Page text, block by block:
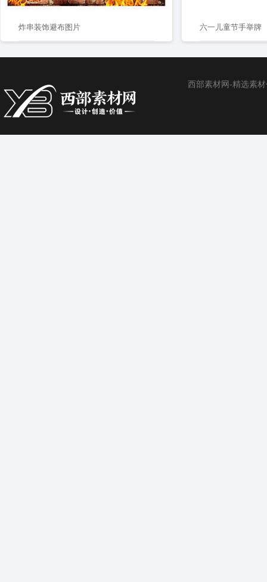
炸串装饰避布图片 六一儿童节手举牌
西部素材网-精选素